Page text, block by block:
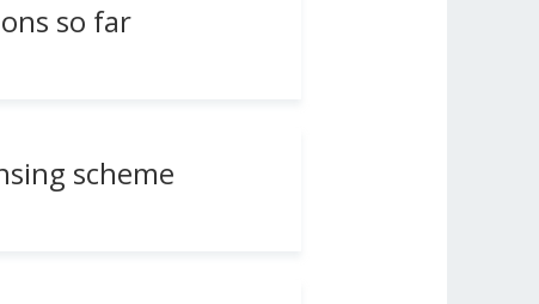
so far
scheme